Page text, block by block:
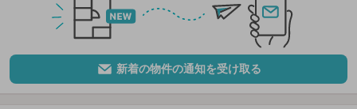
新着の物件の通知を受け取る